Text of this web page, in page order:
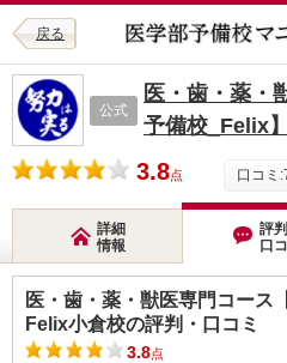
戻る
公式
医・歯・薬・
予備校_Felix】
3.8点 口コミ:
詳細
情報
評
口
医・歯・薬・獣医専門コース
Felix小倉校の評判・口コミ
3.8点